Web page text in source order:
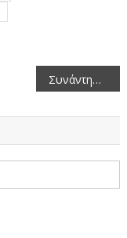
Συνάντηση του Περιφερειάρχη Γιώργου Αμανατίδη με τον Πρωθυπουργό της χώρας Κυριάκο Μητσοτάκη